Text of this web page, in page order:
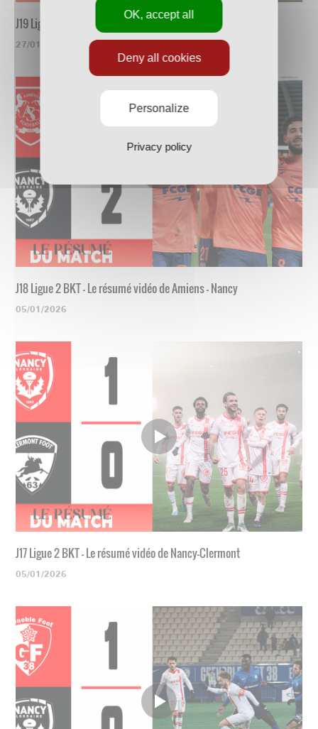
J19 Ligue 2 BKT - Le résumé vidéo de Nancy - Guingamp
27/01/2026
J18 Ligue 2 BKT - Le résumé vidéo de Amiens - Nancy
05/01/2026
J17 Ligue 2 BKT - Le résumé vidéo de Nancy-Clermont
05/01/2026
OK, accept all
Deny all cookies
Personalize
Privacy policy